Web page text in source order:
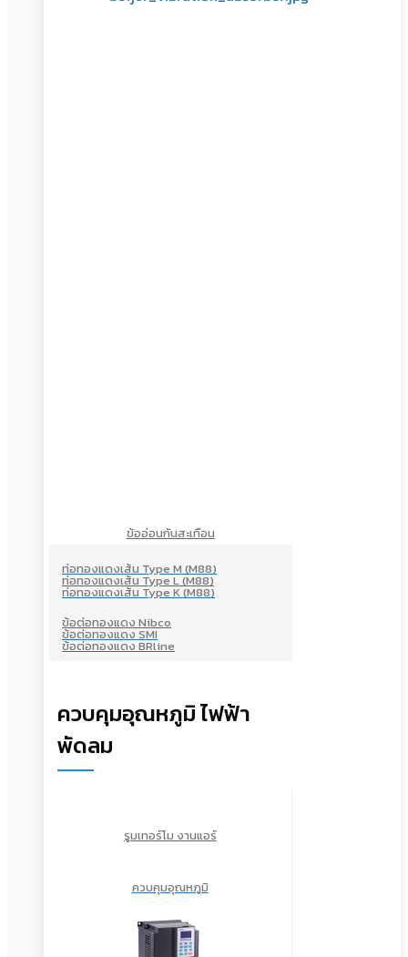
ข้ออ่อนกันสะเทือน
ท่อทองแดงเส้น Type M (M88)
ท่อทองแดงเส้น Type L (M88)
ท่อทองแดงเส้น Type K (M88)
ข้อต่อทองแดง Nibco
ข้อต่อทองแดง SMI
ข้อต่อทองแดง BRline
ควบคุมอุณหภูมิ ไฟฟ้า
พัดลม
รูมเทอร์โม งานแอร์
ควบคุมอุณหภูมิ